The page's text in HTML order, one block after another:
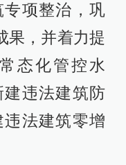
项整治，巩
果，并着力提
态化管控水
违法建筑防
法建筑零增